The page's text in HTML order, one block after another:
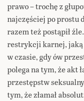
prawo – trochę z
najczęściej po prostu
razem też postąpił
restrykcji karnej, jaką
w czasie, gdy ów
polega na tym, że akt
przestępstw
tym, że złamał